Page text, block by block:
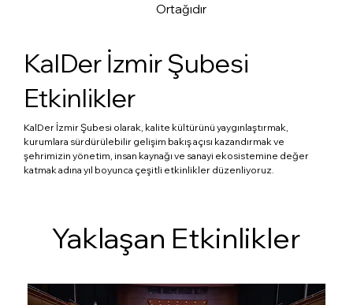
Ortağıdır
KalDer İzmir Şubesi
Etkinlikler
KalDer İzmir Şubesi olarak, kalite kültürünü yaygınlaştırmak,
kurumlara sürdürülebilir gelişim bakış açısı kazandırmak ve
şehrimizin yönetim, insan kaynağı ve sanayi ekosistemine değer
katmak adına yıl boyunca çeşitli etkinlikler düzenliyoruz.
Yaklaşan Etkinlikler